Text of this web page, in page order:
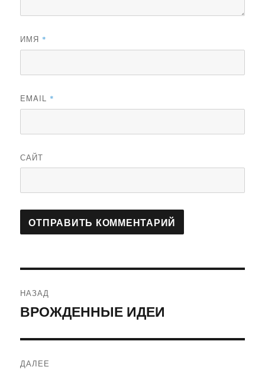
ИМЯ *
EMAIL *
САЙТ
по
НАЗАД
Предыдущая
ВРОЖДЕННЫЕ ИДЕИ
ДАЛЕЕ